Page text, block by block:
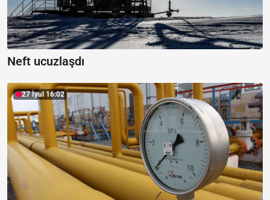
Neft ucuzlaşdı
27 İyul 16:02